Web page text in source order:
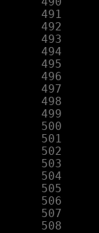
    491
    492
    493
    494
    495
    496
    497
    498
    499
    500
    501
    502
    503
    504
    505
    506
    507
    508